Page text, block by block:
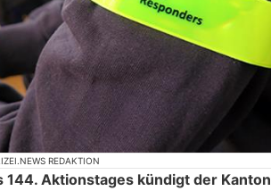
REDAKTION
144. Aktionstages kündigt der Kanton